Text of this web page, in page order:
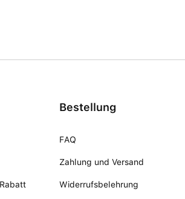
Bestellung
FAQ
Zahlung und Versand
Widerrufsbelehrung